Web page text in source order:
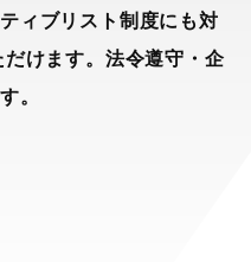
ィブリスト制度にも対
けます。法令遵守・企
。